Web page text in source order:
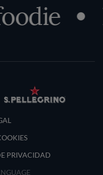
PRIVACIDAD